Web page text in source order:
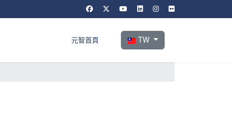
元智首頁 選擇你的語言
TW